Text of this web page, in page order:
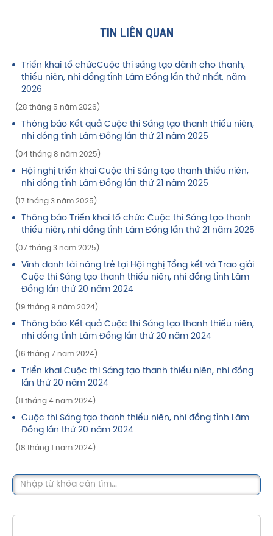
TIN LIÊN QUAN
Triển khai tổ chứcCuộc thi sáng tạo dành cho thanh,
thiếu niên, nhi đồng tỉnh Lâm Đồng lần thứ nhất, năm
2026
(28 tháng 5 năm 2026)
Thông báo Kết quả Cuộc thi Sáng tạo thanh thiếu niên,
nhi đồng tỉnh Lâm Đồng lần thứ 21 năm 2025
(04 tháng 8 năm 2025)
Hội nghị triển khai Cuộc thi Sáng tạo thanh thiếu niên,
nhi đồng tỉnh Lâm Đồng lần thứ 21 năm 2025
(17 tháng 3 năm 2025)
Thông báo Triển khai tổ chức Cuộc thi Sáng tạo thanh
thiếu niên, nhi đồng tỉnh Lâm Đồng lần thứ 21 năm 2025
(07 tháng 3 năm 2025)
Vinh danh tài năng trẻ tại Hội nghị Tổng kết và Trao giải
Cuộc thi Sáng tạo thanh thiếu niên, nhi đồng tỉnh Lâm
Đồng lần thứ 20 năm 2024
(19 tháng 9 năm 2024)
Thông báo Kết quả Cuộc thi Sáng tạo thanh thiếu niên,
nhi đồng tỉnh Lâm Đồng lần thứ 20 năm 2024
(16 tháng 7 năm 2024)
Triển khai Cuộc thi Sáng tạo thanh thiếu niên, nhi đồng
lần thứ 20 năm 2024
(11 tháng 4 năm 2024)
Cuộc thi Sáng tạo thanh thiếu niên, nhi đồng tỉnh Lâm
Đồng lần thứ 20 năm 2024
(18 tháng 1 năm 2024)
THÔNG BÁO